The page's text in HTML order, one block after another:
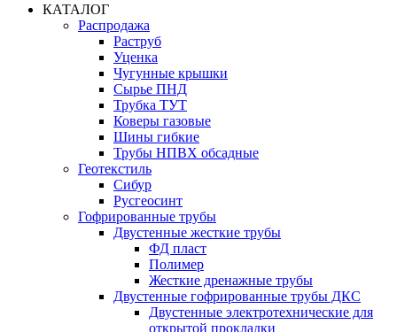
КАТАЛОГ
Распродажа
Раструб
Уценка
Чугунные крышки
Сырье ПНД
Трубка ТУТ
Коверы газовые
Шины гибкие
Трубы НПВХ обсадные
Геотекстиль
Сибур
Русгеосинт
Гофрированные трубы
Двустенные жесткие трубы
ФД пласт
Полимер
Жесткие дренажные трубы
Двустенные гофрированные трубы ДКС
Двустенные электротехнические для
открытой прокладки